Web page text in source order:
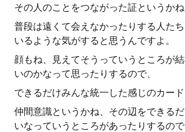
その人のことをつながった証というかね
普段は遠くて会えなかったりする人た
いるような気がすると思うんですよ。
顔もね、見えてそうっていうところが
いのかなって思ったりするので、
できるだけみんな統一した感じのカード
仲間意識というかね、その辺をできる
いなっていうところがあったりするので